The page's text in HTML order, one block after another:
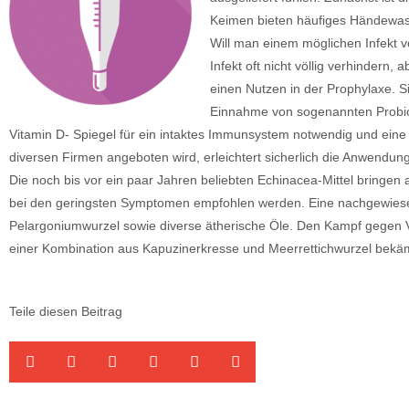
Keimen bieten häufiges
Will man einem möglichen Infekt
Infekt oft nicht völlig verhindern,
einen Nutzen in der Prophylaxe.
Einnahme von sogenannten
Vitamin D- Spiegel für ein intaktes Immunsystem notwendig und
diversen Firmen angeboten wird, erleichtert sicherlich die
Die noch bis vor ein paar Jahren beliebten Echinacea-Mittel
bei den geringsten Symptomen empfohlen werden. Eine
Pelargoniumwurzel sowie diverse ätherische Öle. Den Kampf
einer Kombination aus Kapuzinerkresse und Meerrettichwurzel
Teile diesen Beitrag